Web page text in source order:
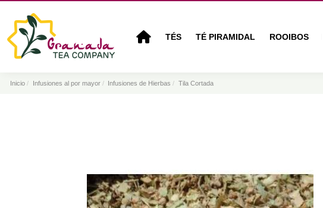
TÉS TÉ PIRAMIDAL ROOIBOS
Inicio Infusiones al por mayor Infusiones de Hierbas Tila Cortada